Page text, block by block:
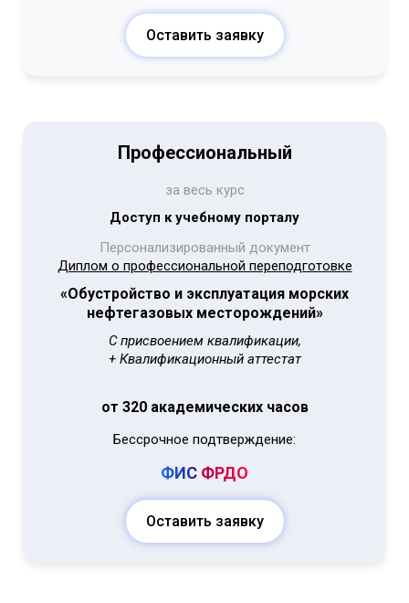
Оставить заявку
Профессиональный
за весь курс
Доступ к учебному порталу
Персонализированный документ
Диплом о профессиональной переподготовке
«Обустройство и эксплуатация морских
нефтегазовых месторождений»
С присвоением квалификации,
+ Квалификационный аттестат
от 320 академических часов
Бессрочное подтверждение:
ФИС ФРДО
Оставить заявку